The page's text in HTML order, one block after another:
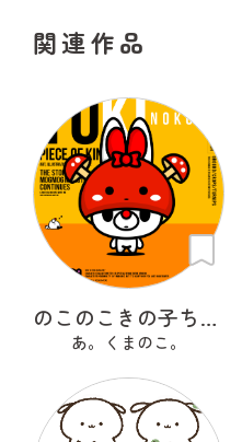
関連作品
のこのこきの子ちゃん
あ。くまのこ。